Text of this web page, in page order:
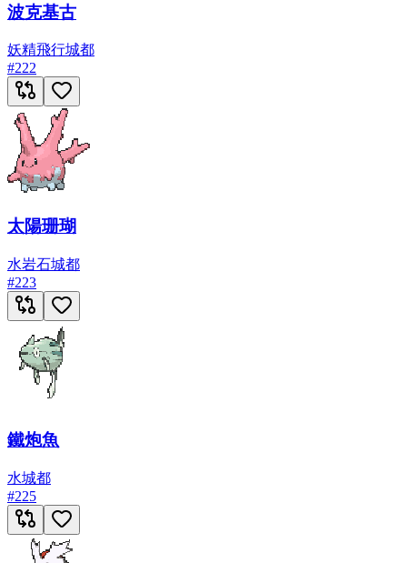
波克基古
妖精飛行城都
#222
太陽珊瑚
水岩石城都
#223
鐵炮魚
水城都
#225